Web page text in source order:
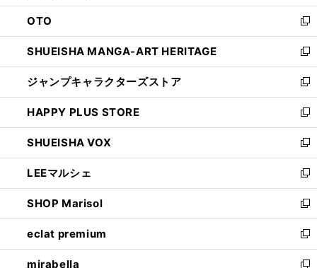
ウ
で
開
く
ン
ド
ウ
で
開
く
OTO
新
し
い
ウ
ィ
ン
ド
ウ
で
開
く
SHUEISHA MANGA-ART HERITAGE
新
し
い
ウ
ィ
ン
ド
ウ
で
開
く
ジャンプキャラクターズストア
新
し
い
ウ
ィ
ン
ド
ウ
で
開
く
HAPPY PLUS STORE
新
し
い
ウ
ィ
ン
ド
ウ
で
開
く
SHUEISHA VOX
新
し
い
ウ
ィ
ン
ド
ウ
で
LEEマルシェ
新
し
い
ウ
ィ
ン
ド
SHOP Marisol
新
し
い
ウ
eclat premium
新
し
mirabella